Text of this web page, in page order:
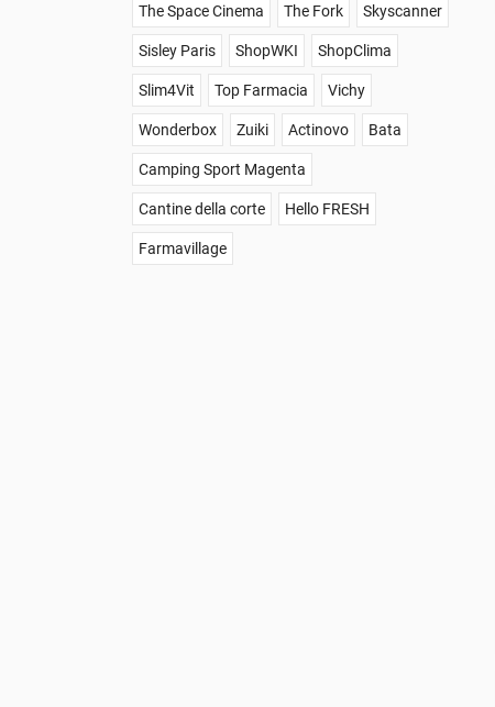
The Space Cinema The Fork Skyscanner
Sisley Paris ShopWKI ShopClima
Slim4Vit Top Farmacia Vichy
Wonderbox Zuiki Actinovo Bata
Camping Sport Magenta
Cantine della corte Hello FRESH
Farmavillage